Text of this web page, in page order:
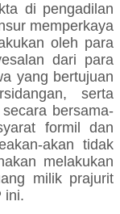
di pengadilan
memperkaya
oleh para
dari para
yang bertujuan
serta
bersama-
formil dan
akan tidak
melakukan
milik prajurit
ini.